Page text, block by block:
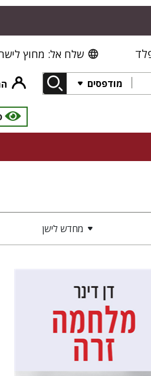
שלח אל: מחוץ
מודפסים
מחדש לישן
דן דינר
שאול מרמרי